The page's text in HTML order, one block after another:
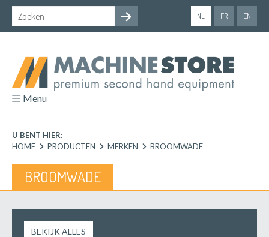
NL FR EN
Menu
U BENT HIER:
HOME
PRODUCTEN MERKEN BROOMWADE
BROOMWADE
BEKIJK ALLES